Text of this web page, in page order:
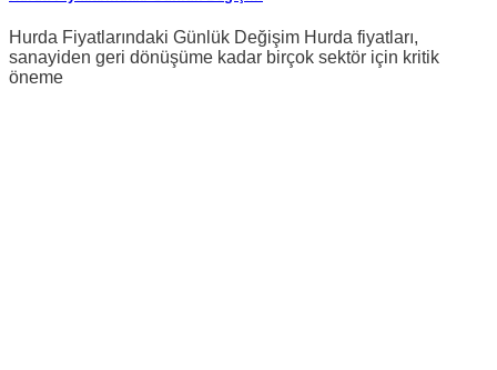
Hurda Fiyatlarındaki Günlük Değişim Hurda fiyatları,
sanayiden geri dönüşüme kadar birçok sektör için kritik
öneme